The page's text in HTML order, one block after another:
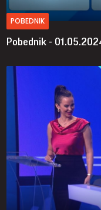
POBEDNIK
Pobednik -